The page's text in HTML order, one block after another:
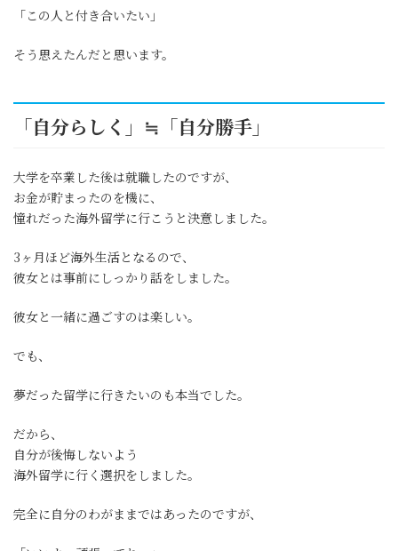
「この人と付き合いたい」
そう思えたんだと思います。
「自分らしく」≒「自分勝手」
大学を卒業した後は就職したのですが、
お金が貯まったのを機に、
憧れだった海外留学に行こうと決意しました。
3ヶ月ほど海外生活となるので、
彼女とは事前にしっかり話をしました。
彼女と一緒に過ごすのは楽しい。
でも、
夢だった留学に行きたいのも本当でした。
だから、
自分が後悔しないよう
海外留学に行く選択をしました。
完全に自分のわがままではあったのですが、